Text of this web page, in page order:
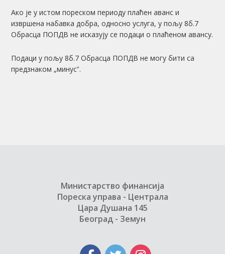
Ако је у истом пореском периоду плаћен аванс и
извршена набавка добра, односно услуга, у пољу 8б.7
Обрасца ПОПДВ не исказују се подаци о плаћеном авансу.
Подаци у пољу 8б.7 Обрасца ПОПДВ не могу бити са
предзнаком „минусˮ.
Министарство финансија
Пореска управа - Централа
Цара Душана 145
Београд - Земун